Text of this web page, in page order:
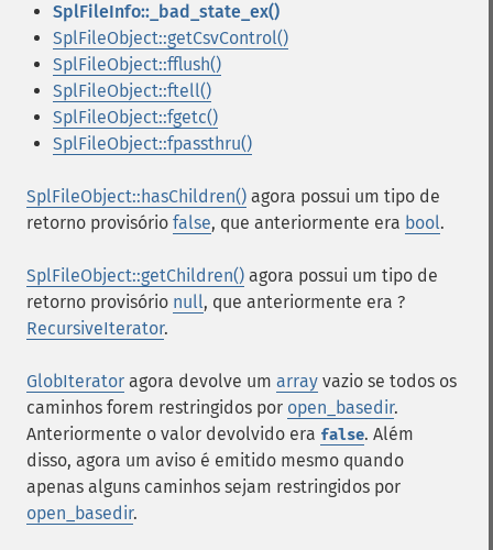
SplFileInfo::_bad_state_ex()
SplFileObject::getCsvControl()
SplFileObject::fflush()
SplFileObject::ftell()
SplFileObject::fgetc()
SplFileObject::fpassthru()
SplFileObject::hasChildren() agora possui um tipo de
retorno provisório false, que anteriormente era bool.
SplFileObject::getChildren() agora possui um tipo de
retorno provisório null, que anteriormente era ?
RecursiveIterator.
GlobIterator agora devolve um array vazio se todos os
caminhos forem restringidos por open_basedir.
Anteriormente o valor devolvido era false. Além
disso, agora um aviso é emitido mesmo quando
apenas alguns caminhos sejam restringidos por
open_basedir.